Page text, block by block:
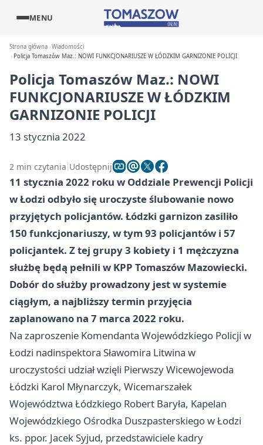
MENU
Strona główna Wiadomości
Policja Tomaszów Maz.: NOWI FUNKCJONARIUSZE W ŁÓDZKIM GARNIZONIE POLICJI
Policja Tomaszów Maz.: NOWI
FUNKCJONARIUSZE W ŁÓDZKIM
GARNIZONIE POLICJI
13 stycznia 2022
2 min czytania Udostępnij
11 stycznia 2022 roku w Oddziale Prewencji Policji
w Łodzi odbyło się uroczyste ślubowanie nowo
przyjętych policjantów. Łódzki garnizon zasiliło
150 funkcjonariuszy, w tym 93 policjantów i 57
policjantek. Z tej grupy 3 kobiety i 1 mężczyzna
służbę będą pełnili w KPP Tomaszów Mazowiecki.
Dobór do służby prowadzony jest w systemie
ciągłym, a najbliższy termin przyjęcia
zaplanowano na 7 marca 2022 roku.
Na zaproszenie Komendanta Wojewódzkiego Policji w
Łodzi nadinspektora Sławomira Litwina w
uroczystości udział wzięli Pierwszy Wicewojewoda
Łódzki Karol Młynarczyk, Wicemarszałek
Województwa Łódzkiego Robert Baryła, Kapelan
Wojewódzkiego Ośrodka Duszpasterskiego w Łodzi
ks. ppor. Jacek Syjud, przedstawiciele kadry